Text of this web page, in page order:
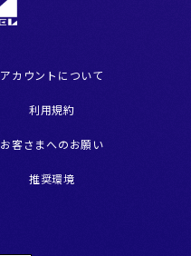
アカウントについて
利用規約
お客さまへのお願い
推奨環境